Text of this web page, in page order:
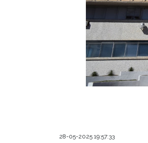
28-05-2025 19:57:33